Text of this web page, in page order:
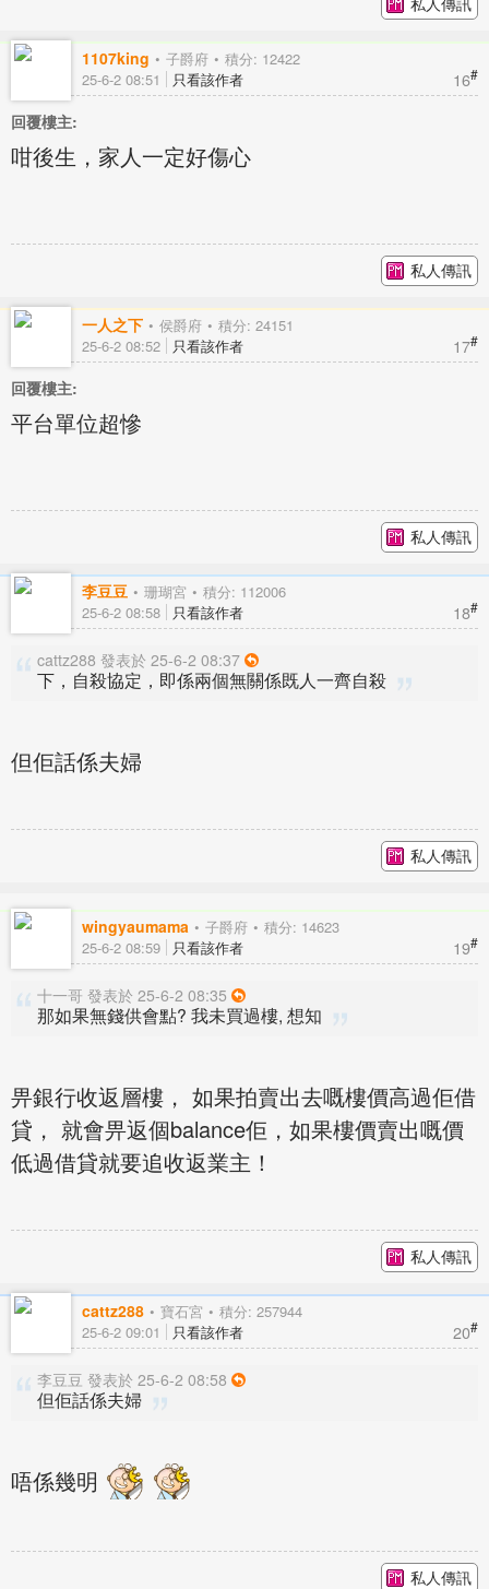
1107king 子爵府 積分: 12422
16#
25-6-2 08:51 只看該作者
回覆樓主:
咁後生，家人一定好傷心
私人傳訊
一人之下 侯爵府 積分: 24151
17#
25-6-2 08:52 只看該作者
回覆樓主:
平台單位超慘
私人傳訊
李豆豆 珊瑚宮 積分: 112006
18#
25-6-2 08:58 只看該作者
cattz288 發表於 25-6-2 08:37
下，自殺協定，即係兩個無關係既人一齊自殺
但佢話係夫婦
私人傳訊
wingyaumama 子爵府 積分: 14623
19#
25-6-2 08:59 只看該作者
十一哥 發表於 25-6-2 08:35
那如果無錢供會點? 我未買過樓, 想知
畀銀行收返層樓， 如果拍賣出去嘅樓價高過佢借
貸， 就會畀返個balance佢，如果樓價賣出嘅價
低過借貸就要追收返業主！
私人傳訊
cattz288 寶石宮 積分: 257944
20#
25-6-2 09:01 只看該作者
李豆豆 發表於 25-6-2 08:58
但佢話係夫婦
唔係幾明
私人傳訊